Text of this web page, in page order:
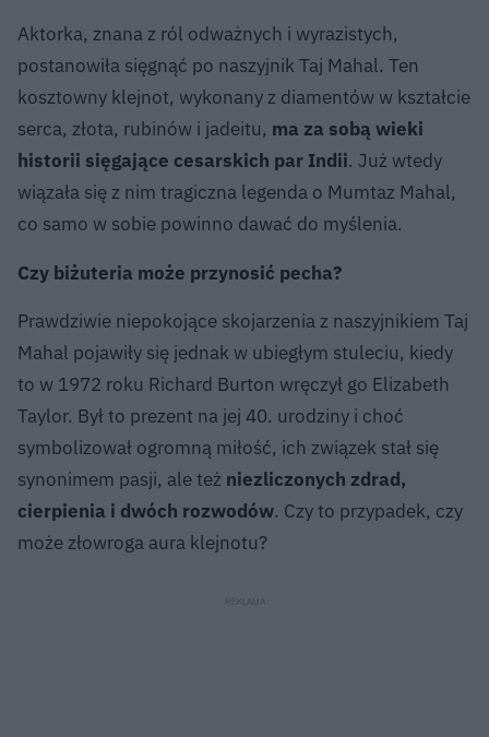
Aktorka, znana z ról odważnych i wyrazistych,
postanowiła sięgnąć po naszyjnik Taj Mahal. Ten
kosztowny klejnot, wykonany z diamentów w kształcie
serca, złota, rubinów i jadeitu, ma za sobą wieki
historii sięgające cesarskich par Indii. Już wtedy
wiązała się z nim tragiczna legenda o Mumtaz Mahal,
co samo w sobie powinno dawać do myślenia.
Czy biżuteria może przynosić pecha?
Prawdziwie niepokojące skojarzenia z naszyjnikiem Taj
Mahal pojawiły się jednak w ubiegłym stuleciu, kiedy
to w 1972 roku Richard Burton wręczył go Elizabeth
Taylor. Był to prezent na jej 40. urodziny i choć
symbolizował ogromną miłość, ich związek stał się
synonimem pasji, ale też niezliczonych zdrad,
cierpienia i dwóch rozwodów. Czy to przypadek, czy
może złowroga aura klejnotu?